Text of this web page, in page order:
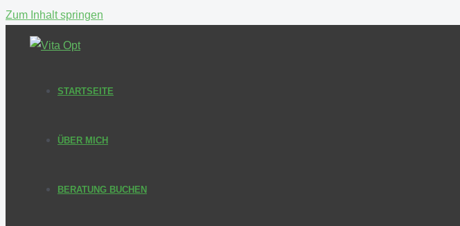
Zum Inhalt springen
STARTSEITE
ÜBER MICH
BERATUNG BUCHEN